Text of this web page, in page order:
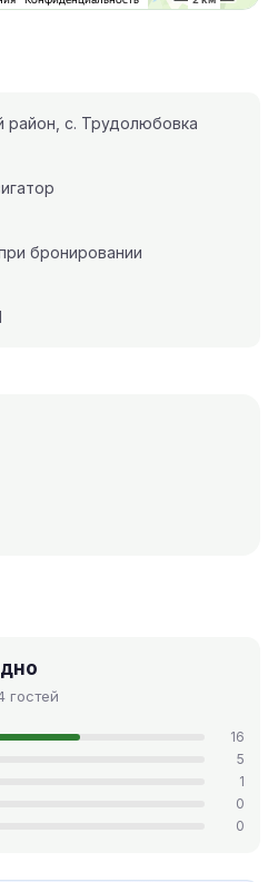
район, с. Трудолюбовка
бронировании
гостей
16
5
1
0
0